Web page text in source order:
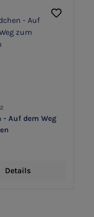
- Auf dem Weg
Details